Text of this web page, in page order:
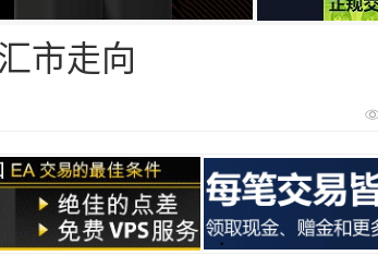
市走向